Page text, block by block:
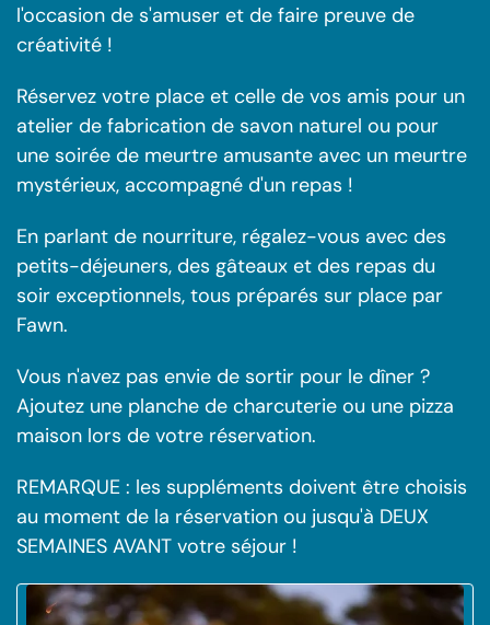
l'occasion de s'amuser et de faire preuve de
créativité !
Réservez votre place et celle de vos amis pour un
atelier de fabrication de savon naturel ou pour
une soirée de meurtre amusante avec un meurtre
mystérieux, accompagné d'un repas !
En parlant de nourriture, régalez-vous avec des
petits-déjeuners, des gâteaux et des repas du
soir exceptionnels, tous préparés sur place par
Fawn.
Vous n'avez pas envie de sortir pour le dîner ?
Ajoutez une planche de charcuterie ou une pizza
maison lors de votre réservation.
REMARQUE : les suppléments doivent être choisis
au moment de la réservation ou jusqu'à DEUX
SEMAINES AVANT votre séjour !